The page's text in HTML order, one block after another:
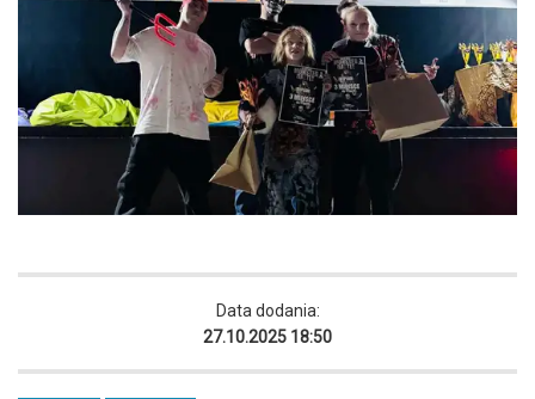
Data dodania:
27.10.2025 18:50